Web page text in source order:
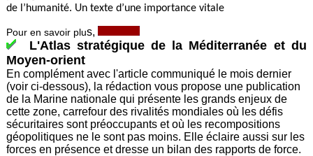
de l’humanité. Un texte d’une importance vitale
Pour en savoir plus,
L'Atlas stratégique de la Méditerranée et du
Moyen-orient
En complément avec l'article communiqué le mois dernier
(voir ci-dessous), la rédaction vous propose une publication
de la Marine nationale qui présente les grands enjeux de
cette zone, carrefour des rivalités mondiales où les défis
sécuritaires sont préoccupants et où les recompositions
géopolitiques ne le sont pas moins. Elle éclaire aussi sur les
forces en présence et dresse un bilan des rapports de force.